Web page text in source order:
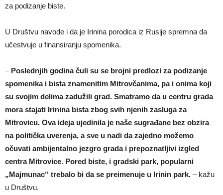
za podizanje biste.
U Društvu navode i da je Irinina porodica iz Rusije spremna da
učestvuje u finansiranju spomenika.
– Poslednjih godina čuli su se brojni predlozi za podizanje
spomenika i bista znamenitim Mitrovčanima, pa i onima koji
su svojim delima zadužili grad. Smatramo da u centru grada
mora stajati Irinina bista zbog svih njenih zasluga za
Mitrovicu. Ova ideja ujedinila je naše sugrađane bez obzira
na politička uverenja, a sve u nadi da zajedno možemo
očuvati ambijentalno jezgro grada i prepoznatljivi izgled
centra Mitrovice. Pored biste, i gradski park, popularni
„Majmunac“ trebalo bi da se preimenuje u Irinin park. – kažu
u Društvu.